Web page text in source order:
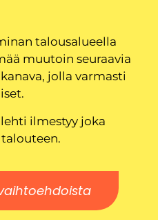
talousalueella
muutoin seuraavia
jolla varmasti
ilmestyy joka